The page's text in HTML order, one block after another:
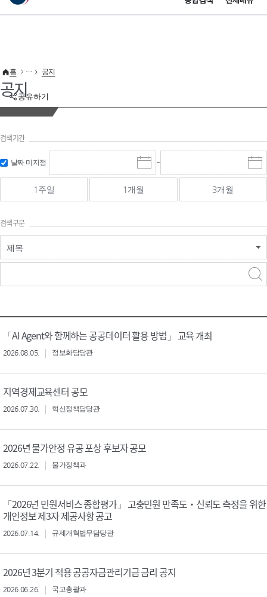
이 누리집은 대한민국 공식 전자정부 누리집입니다.
공유하기
홈 공지
공지
검색기간
날짜 미지정
시
작
일
선
~
종
료
선
1주일 1개월 3개월
검색구분
제목
「AI Agent와 함께하는 공공데이터 활용 방법」 교육 개최
2026.08.05. 정보화담당관
지역경제교육센터 공모
2026.07.30. 혁신정책담당관
2026년 물가안정 유공 포상 후보자 공모
2026.07.22. 물가정책과
「2026년 민원서비스 종합평가」 고충민원 만족도‧신뢰도 측정을 위한
개인정보 제3자 제공사항 공고
2026.07.14. 규제개혁법무담당관
2026년 3분기 적용 공공자금관리기금 금리 공지
2026.06.26. 국고총괄과